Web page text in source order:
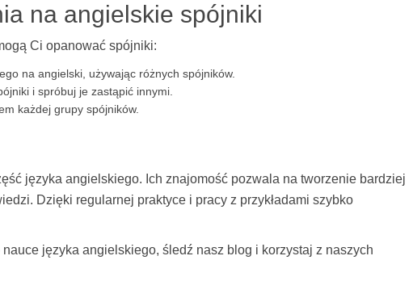
na angielskie spójniki
Ci opanować spójniki:
na angielski, używając różnych spójników.
i spróbuj je zastąpić innymi.
każdej grupy spójników.
języka angielskiego. Ich znajomość pozwala na tworzenie bardziej
Dzięki regularnej praktyce i pracy z przykładami szybko
języka angielskiego, śledź nasz blog i korzystaj z naszych